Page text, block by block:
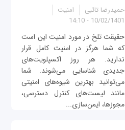
حمیدرضا تائبی
امنیت
10/02/1401 - 14:10
حقیقت تلخ در مورد امنیت این است
که شما هرگز در امنیت کامل قرار
ندارید. هر روز اکسپلویت‌های
جدیدی شناسایی می‌شوند. شما
می‌توانید بهترین شیوه‌های امنیتی
مانند لیست‌های کنترل دسترسی،
مجوزها، ایمن‌سازی...